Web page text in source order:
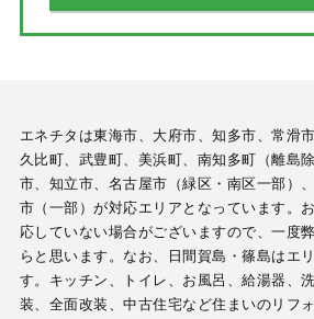
エネチタは東海市、大府市、知多市、常滑
久比町、武豊町、美浜町、南知多町（離島
市、知立市、名古屋市（緑区・南区一部）
市（一部）が対応エリアとなっています。
応していない場合がございますので、一度
らと思います。なお、日間賀島・篠島はエ
す。キッチン、トイレ、お風呂、給湯器、
装、全面改装、中古住宅など住まいのリフ